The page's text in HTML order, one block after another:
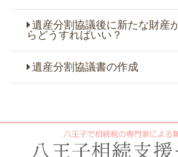
遺産分割協議後に新たな財産
らどうすればいい？
遺産分割協議書の作成